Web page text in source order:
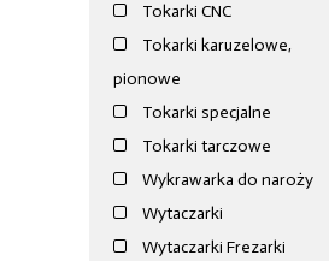
Tokarki CNC
Tokarki karuzelowe,
pionowe
Tokarki specjalne
Tokarki tarczowe
Wykrawarka do naroży
Wytaczarki
Wytaczarki Frezarki